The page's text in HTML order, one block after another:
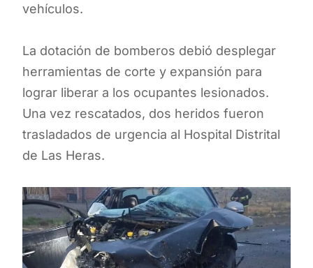
vehículos.
La dotación de bomberos debió desplegar
herramientas de corte y expansión para
lograr liberar a los ocupantes lesionados.
Una vez rescatados, dos heridos fueron
trasladados de urgencia al Hospital Distrital
de Las Heras.